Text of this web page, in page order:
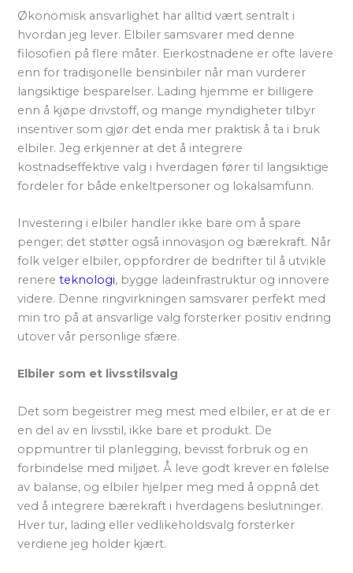
Økonomisk ansvarlighet har alltid vært sentralt i
hvordan jeg lever. Elbiler samsvarer med denne
filosofien på flere måter. Eierkostnadene er ofte lavere
enn for tradisjonelle bensinbiler når man vurderer
langsiktige besparelser. Lading hjemme er billigere
enn å kjøpe drivstoff, og mange myndigheter tilbyr
insentiver som gjør det enda mer praktisk å ta i bruk
elbiler. Jeg erkjenner at det å integrere
kostnadseffektive valg i hverdagen fører til langsiktige
fordeler for både enkeltpersoner og lokalsamfunn.
Investering i elbiler handler ikke bare om å spare
penger; det støtter også innovasjon og bærekraft. Når
folk velger elbiler, oppfordrer de bedrifter til å utvikle
renereteknologi, bygge ladeinfrastruktur og innovere
videre. Denne ringvirkningen samsvarer perfekt med
min tro på at ansvarlige valg forsterker positiv endring
utover vår personlige sfære.
Elbiler som et livsstilsvalg
Det som begeistrer meg mest med elbiler, er at de er
en del av en livsstil, ikke bare et produkt. De
oppmuntrer til planlegging, bevisst forbruk og en
forbindelse med miljøet. Å leve godt krever en følelse
av balanse, og elbiler hjelper meg med å oppnå det
ved å integrere bærekraft i hverdagens beslutninger.
Hver tur, lading eller vedlikeholdsvalg forsterker
verdiene jeg holder kjært.